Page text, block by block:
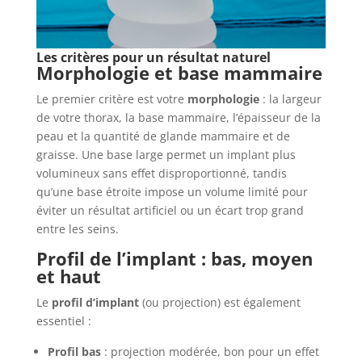
Les critères pour un résultat naturel
Morphologie et base mammaire
Le premier critère est votre morphologie: la largeur
de votre thorax, la base mammaire, l’épaisseur de la
peau et la quantité de glande mammaire et de
graisse. Une base large permet un implant plus
volumineux sans effet disproportionné, tandis
qu’une base étroite impose un volume limité pour
éviter un résultat artificiel ou un écart trop grand
entre les seins.
Profil de l’implant : bas, moyen
et haut
Le profil d’implant(ou projection) est également
essentiel :
Profil bas: projection modérée, bon pour un effet